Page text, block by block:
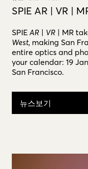
SPIE AR | VR |
SPIE AR | VR | MR
West, making San
entire optics and
your calendar: 19
San Francisco.
뉴스보기